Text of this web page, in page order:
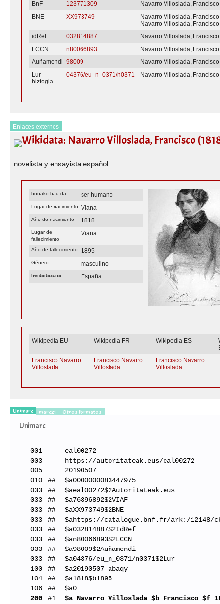
BnF
123771309
Navarro Villoslada, Francisco
BNE
XX973749
Navarro Villoslada, Francisco
Navarro Villoslada,
idRef
032814887
Navarro Villoslada, Francisco
LCCN
n80066893
Navarro Villoslada,
Auñamendi 98009
Navarro Villoslada, Francisco
Lur
hiztegia
04376/eu_n_0371/n0371 Navarro Villoslada, Francisco
Enlaces externos
Wikidata: Navarro Villoslada, Francisco
novelista y ensayista español
honako hau da ser humano
Lugar de nacimiento Viana
Año de nacimiento 1818
Lugar de
fallecimiento
Viana
Año de fallecimiento 1895
Género masculino
heritartasuna España
Wikipedia EU Wikipedia FR Wikipedia ES
Francisco Navarro
Villoslada
Francisco Navarro
Villoslada
Francisco Navarro
Villoslada
Unimarc marc21 Otros formatos
Unimarc
001
eal00272
003
https://autoritateak.eus/eal00272
005
20190507
010
##
$a0000000083447975
033
##
$aeal00272$2Autoritateak.eus
033
##
$a76396892$2VIAF
033
##
$aXX973749$2BNE
033
##
$ahttps://catalogue.bnf.fr/ark:/12148/
033
##
$a032814887$2IdRef
033
##
$an80066893$2LCCN
033
##
$a98009$2Auñamendi
033
##
$a04376/eu_n_0371/n0371$2Lur
100
##
$a20190507 abaqy
104
##
$a1818$b1895
106
##
$a0
200
#1
$a Navarro Villoslada $b Francisco $f